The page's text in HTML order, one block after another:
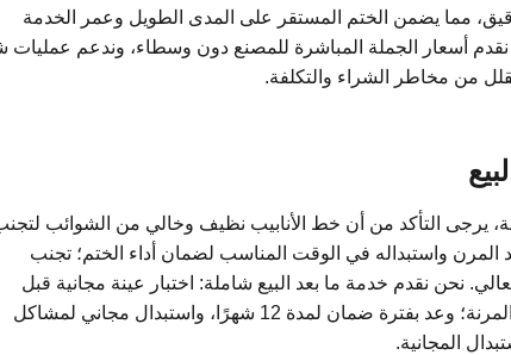
مما يضمن الختم المستقر على المدى الطويل وعمر الخدمة
نقدم أسعار الجملة المباشرة للمصنع دون وسطاء، وندعم عمليات
من مخاطر الشراء والتكلفة.
يرجى التأكد من أن خط الأنابيب نظيف وخالي من الشوائب
المرن واستبداله في الوقت المناسب لضمان أداء الختم؛ تجنب
نحن نقدم خدمة ما بعد البيع شاملة: اختبار عينة مجانية قبل
الشراء بالجملة؛ دعم تخصيص الحجم ومواد المقعد المرنة؛ وعد بفترة ضمان لمدة 12 شهرًا، واستبدال مجاني لمشاكل
المجانية.